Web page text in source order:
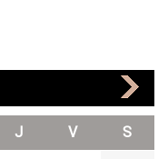
J V S